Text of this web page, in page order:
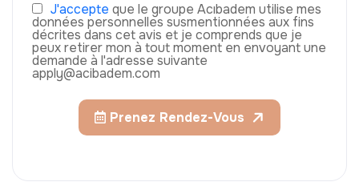
J'accepte que le groupe Acıbadem utilise mes
données personnelles susmentionnées aux fins
décrites dans cet avis et je comprends que je
peux retirer mon à tout moment en envoyant une
demande à l'adresse suivante
apply@acibadem.com
Prenez Rendez-Vous